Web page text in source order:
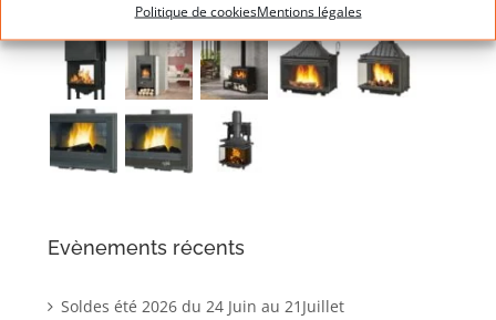
Politique de cookiesMentions légales
Evènements récents
Soldes été 2026 du 24 Juin au 21Juillet